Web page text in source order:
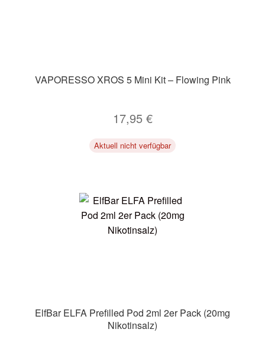
VAPORESSO XROS 5 Mini Kit – Flowing Pink
17,95 €
Aktuell nicht verfügbar
ElfBar ELFA Prefilled Pod 2ml 2er Pack (20mg
Nikotinsalz)